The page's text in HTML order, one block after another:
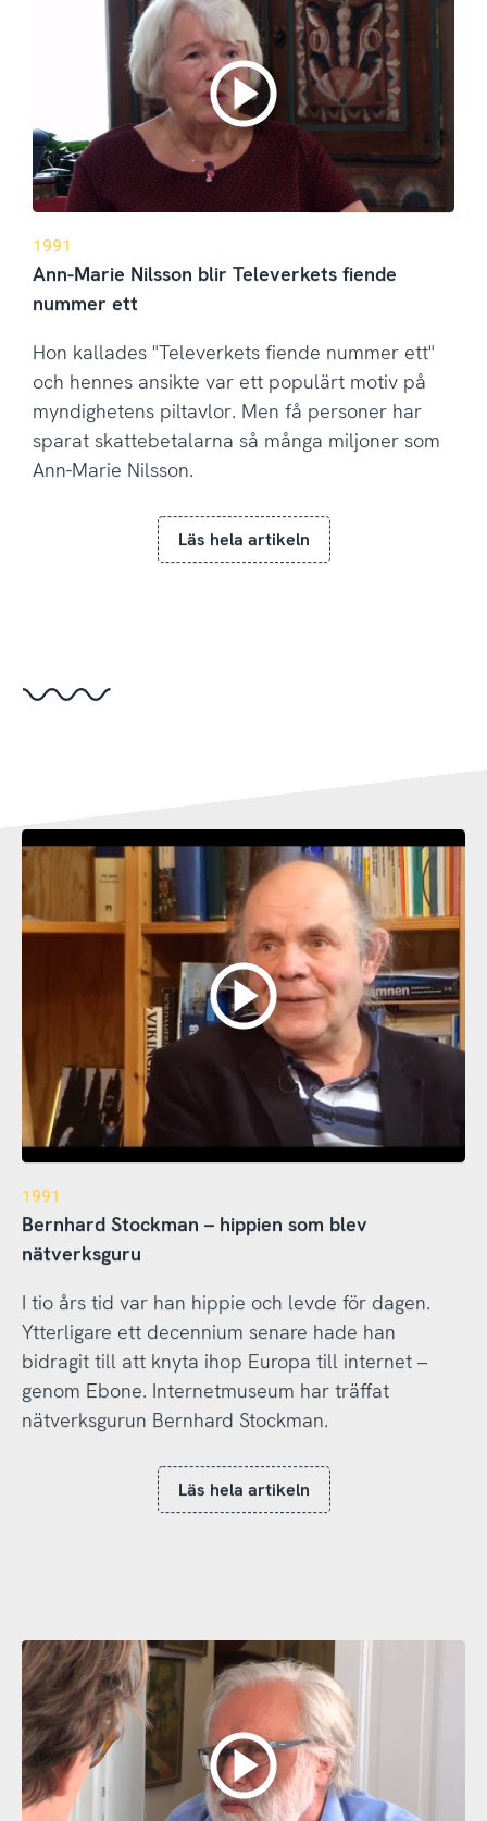
1991
Ann-Marie Nilsson blir Televerkets fiende
nummer ett
Hon kallades "Televerkets fiende nummer ett"
och hennes ansikte var ett populärt motiv på
myndighetens piltavlor. Men få personer har
sparat skattebetalarna så många miljoner som
Ann-Marie Nilsson.
Läs hela artikeln
1991
Bernhard Stockman – hippien som blev
nätverksguru
I tio års tid var han hippie och levde för dagen.
Ytterligare ett decennium senare hade han
bidragit till att knyta ihop Europa till internet –
genom Ebone. Internetmuseum har träffat
nätverksgurun Bernhard Stockman.
Läs hela artikeln